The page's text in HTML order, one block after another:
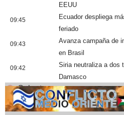
EEUU
09:45
Ecuador despliega
feriado
09:43
Avanza campaña de
en Brasil
09:42
Siria neutraliza a dos
Damasco
Cobertura